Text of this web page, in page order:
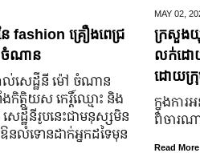
fashion គ្រឿងពេជ្រ
ចំណាន
ល់​សេដ្ឋី​នី ម៉ៅ ចំណាន
កិត្តិយស កេរ្តិ៍ឈ្មោះ និង​
សេដ្ឋី​នី​រូប​នេះ​ជា​មនុស្ស​មិន​
ឱនលំទោន​ដាក់​អ្នក​ដទៃ​មុន​
MAY 02,
ក្រសួងយុ
លក់ដោយ
ដោយក្រុ
ក្នុងការ
ពិចារណ
Read More